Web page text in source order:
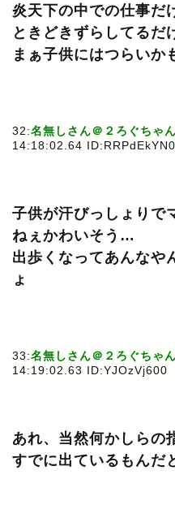
炎天下の中での仕事だ
ときどきずらしてるだ
まぁ子供にはつらいか
32:名無しさん＠２ろぐちゃ
14:18:02.64 ID:RRPdEkYN0
子供が汗びっしょりで
ねぇかわいそう…
出歩くなってあんなや
ょ
33:名無しさん＠２ろぐちゃ
14:19:02.63 ID:YJOzVj600
あれ、当然何かしらの
すでに出ているもんだ